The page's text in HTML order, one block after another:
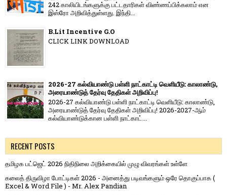
242 காலியிடங்களுக்கு பட்டதாரிகள் விண்ணப்பிக்கலாம் என
இஸ்ரோ அறிவித்துள்ளது. இந்தி...
B.Lit Incentive G.O
CLICK LINK DOWNLOAD
2026-27 கல்வியாண்டு பள்ளி நாட்காட்டி வெளியீடு: காலாண்டு,
அரையாண்டுத் தேர்வு தேதிகள் அறிவிப்பு!
2026-27 கல்வியாண்டு பள்ளி நாட்காட்டி வெளியீடு: காலாண்டு,
அரையாண்டுத் தேர்வு தேதிகள் அறிவிப்பு! 2026-2027-ஆம்
கல்வியாண்டுக்கான பள்ளி நாட்காட்...
RECENT POSTS
தமிழக பட்ஜெட் 2026 நிதிநிலை அறிக்கையில் முழு விவரங்கள் உள்ளே
கலைத் திருவிழா போட்டிகள் 2026 - அனைத்து படிவங்களும் ஒரே தொகுப்பாக (
Excel & Word File ) - Mr. Alex Pandian